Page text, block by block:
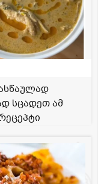
სცადეთ ამ